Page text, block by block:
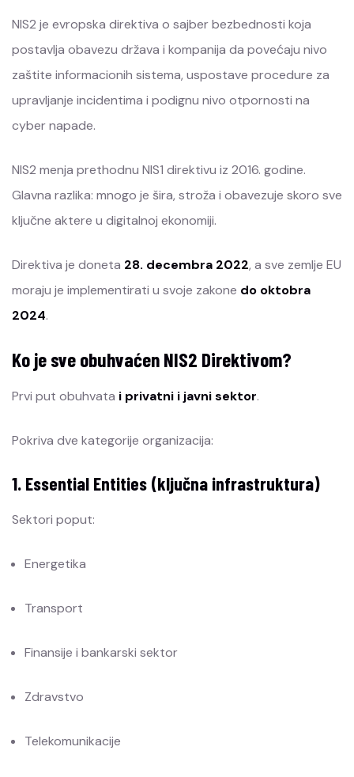
NIS2 je evropska direktiva o sajber bezbednosti koja
postavlja obavezu država i kompanija da povećaju nivo
zaštite informacionih sistema, uspostave procedure za
upravljanje incidentima i podignu nivo otpornosti na
cyber napade.
NIS2 menja prethodnu NIS1 direktivu iz 2016. godine.
Glavna razlika: mnogo je šira, stroža i obavezuje skoro sve
ključne aktere u digitalnoj ekonomiji.
Direktiva je doneta 28. decembra 2022, a sve zemlje EU
moraju je implementirati u svoje zakone do oktobra
2024.
Ko je sve obuhvaćen NIS2 Direktivom?
Prvi put obuhvata i privatni i javni sektor.
Pokriva dve kategorije organizacija:
1. Essential Entities (ključna infrastruktura)
Sektori poput:
Energetika
Transport
Finansije i bankarski sektor
Zdravstvo
Telekomunikacije